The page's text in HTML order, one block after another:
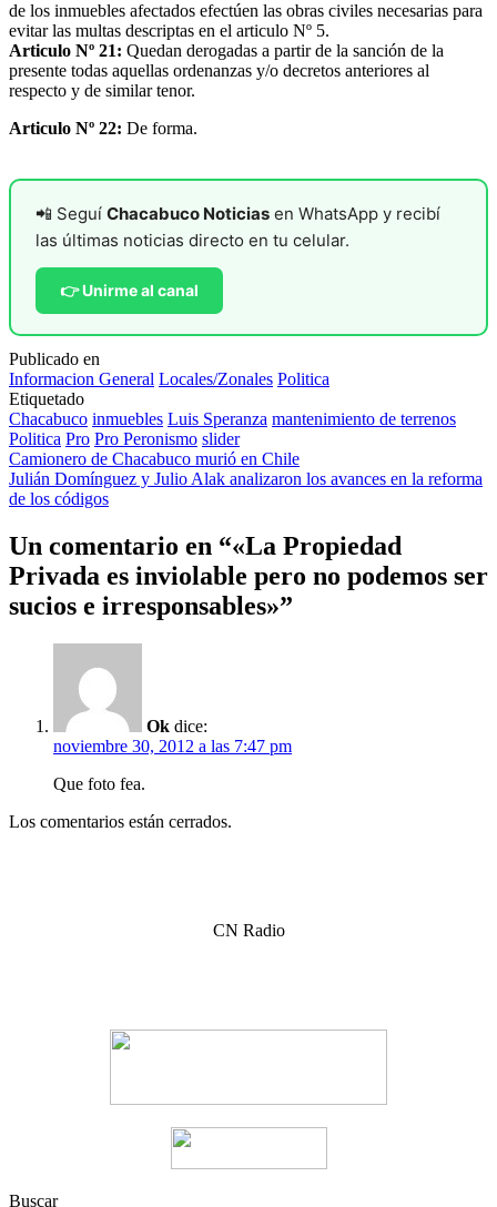
de los inmuebles afectados efectúen las obras civiles necesarias para
evitar las multas descriptas en el articulo Nº 5.
Articulo Nº 21: Quedan derogadas a partir de la sanción de la
presente todas aquellas ordenanzas y/o decretos anteriores al
respecto y de similar tenor.
Articulo Nº 22: De forma.
📲 Seguí Chacabuco Noticias en WhatsApp y recibí
las últimas noticias directo en tu celular.
👉 Unirme al canal
Publicado en
Informacion General Locales/Zonales Politica
Etiquetado
Chacabuco inmuebles Luis Speranza mantenimiento de terrenos
Politica Pro Pro Peronismo slider
Navegación
de
Camionero de Chacabuco murió en Chile
Julián Domínguez y Julio Alak analizaron los avances en la reforma
de los códigos
Un comentario en “«La Propiedad
Privada es inviolable pero no podemos ser
sucios e irresponsables»”
Ok dice:
noviembre 30, 2012 a las 7:47 pm
Que foto fea.
Los comentarios están cerrados.
CN Radio
Buscar